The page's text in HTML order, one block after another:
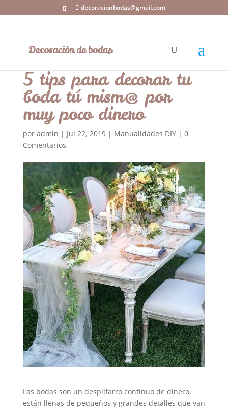
decoracionbodas@gmail.com
5 tips para decorar tu
boda tú mism@ por
muy poco dinero
por admin | Jul 22, 2019| Manualidades DIY| 0
Comentarios
Las bodas son un despilfarro continuo de dinero,
están llenas de pequeños y grandes detalles que van